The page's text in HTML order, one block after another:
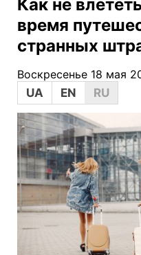
Как не
время
странных
Воскресенье 18 мая
UA
EN RU